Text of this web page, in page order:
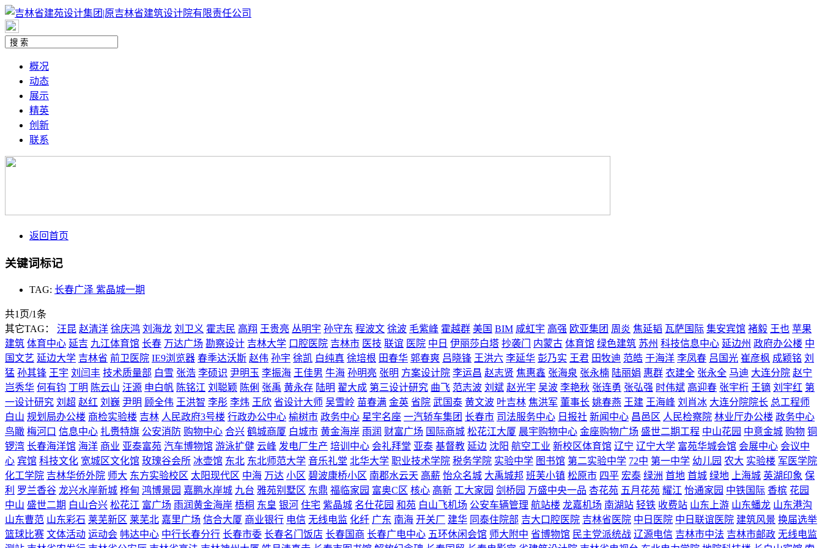
概况
动态
展示
精英
创新
联系
返回首页
关键词标记
TAG: 长春广泽 紫晶城一期
共1页/1条
其它TAG： 汪昆 赵清洋 徐庆鸿 刘海龙 刘卫义 霍志民 高翔 王贵亮 丛明宇 孙守东 程波文 徐波 毛紫峰 霍越群 美国 BIM 咸虹宇 高强 欧亚集团 周炎 焦延韬 瓦萨国际 集安宾馆 褚毅 王也 苹果
建筑 体育中心 延吉 九江体育馆 长春 万达广场 勘察设计 吉林大学 口腔医院 吉林市 医技 联谊 医院 中日 伊丽莎白塔 抄袭门 内蒙古 体育馆 绿色建筑 苏州 科技信息中心 延边州 政府办公楼 中
国文艺 延边大学 吉林省 前卫医院 IE9浏览器 春季达沃斯 赵伟 孙宇 徐凯 白纯真 徐培根 田春华 郭春爽 吕晓锋 王洪六 李延华 彭乃实 王君 田牧迪 范皓 于海洋 李凤春 吕国光 崔彦枫 成颖铭 刘
猛 孙其锋 王宇 刘闫丰 技术质量部 白雪 张浩 李硕识 尹明玉 李振海 王佳男 牛海 孙明亮 张明 方案设计院 李运昌 赵志贤 焦惠鑫 张海泉 张永楠 陆丽娟 惠群 衣建全 张永全 马迪 大连分院 赵宁
岂秀华 何有钧 丁明 陈云山 汪源 申白帆 陈铭江 刘聪颖 陈俐 张禹 黄永存 陆明 翟大成 第三设计研究 曲飞 范志波 刘斌 赵光宇 吴波 李艳秋 张连勇 张弘强 时伟斌 高迎春 张宇桁 王镝 刘宇红 第
一设计研究 刘超 赵红 刘巍 尹明 顾全伟 王洪智 李彤 李炜 王欣 省设计大师 吴雪岭 苗春满 金英 省院 武国泰 黄文波 叶吉林 焦洪军 董事长 姚春燕 王建 王海峰 刘肖冰 大连分院院长 总工程师
白山 规划局办公楼 商检实验楼 吉林 人民政府3号楼 行政办公中心 榆树市 政务中心 星宇名座 一汽轿车集团 长春市 司法服务中心 日报社 新闻中心 昌邑区 人民检察院 林业厅办公楼 政务中心
鸟瞰 梅河口 信息中心 扎赉特旗 公安消防 购物中心 合兴 鹤城商厦 白城市 黄金海岸 雨润 财富广场 国际商城 松花江大厦 晨宇购物中心 金座购物广场 盛世二期工程 中山花园 中意金城 购物 铜
锣湾 长春海洋馆 海洋 商业 亚泰富苑 汽车博物馆 游泳扩健 云峰 发电厂生产 培训中心 会礼拜堂 亚泰 基督教 延边 沈阳 航空工业 新校区体育馆 辽宁 辽宁大学 富苑华城会馆 会展中心 会议中
心 宾馆 科技文化 宽城区文化馆 玫瑰谷会所 冰壶馆 东北 东北师范大学 音乐礼堂 北华大学 职业技术学院 税务学院 实验中学 图书馆 第二实验中学 72中 第一中学 幼儿园 农大 实验楼 军医学院
化工学院 吉林华侨外院 师大 东方实验校区 太阳现代区 中海 万达 小区 碧波康桥小区 南郡水云天 高薪 怡众名城 大禹城邦 班芙小镇 松原市 四平 宏泰 绿洲 首地 首城 绿地 上海城 英湖印象 保
利 罗兰香谷 龙兴水岸新城 桦甸 鸿博景园 嘉鹏水岸城 九台 雅苑别墅区 东鼎 福临家园 富奥C区 核心 高新 工大家园 剑桥园 万盛中央一品 杏花苑 五月花苑 耀江 怡通家园 中铁国际 香槟 花园
中山 盛世二期 白山合兴 松花江 富广场 雨润黄金海岸 梧桐 东皇 银河 住宅 紫晶城 名仕花园 和苑 白山飞机场 公安车辆管理 航站楼 龙嘉机场 南湖站 轻铁 收费站 山东上游 山东蟠龙 山东港沟
山东曹范 山东彩石 莱芜新区 莱芜北 嘉里广场 信合大厦 商业银行 电信 无线电监 化纤 广东 南海 开关厂 建华 同泰住院部 吉大口腔医院 吉林省医院 中日医院 中日联谊医院 建筑风景 换届选举
篮球比赛 文体活动 运动会 帏达中心 中行长春分行 长春市委 长春名门饭店 长春国商 长春广电中心 五环休闲会馆 师大附中 省博物馆 民主党派统战 辽源电信 吉林市中法 吉林市邮政 无线电监